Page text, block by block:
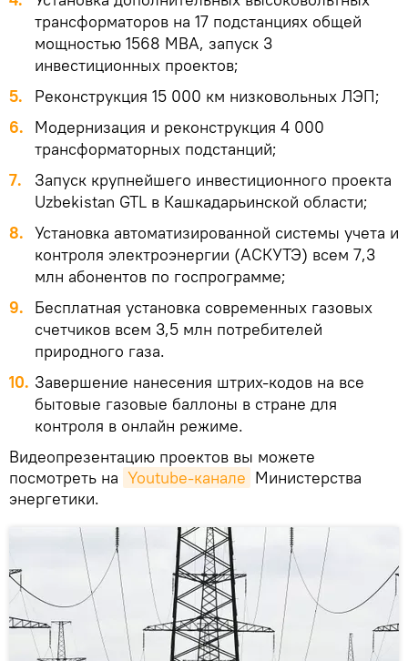
трансформаторов на 17 подстанциях общей
мощностью 1568 МВА, запуск 3
инвестиционных проектов;
5.
Реконструкция 15 000 км низковольных ЛЭП;
6.
Модернизация и реконструкция 4 000
трансформаторных подстанций;
7.
Запуск крупнейшего инвестиционного проекта
Uzbekistan GTL в Кашкадарьинской области;
8. Установка автоматизированной системы учета и
контроля электроэнергии (АСКУТЭ) всем 7,3
млн абонентов по госпрограмме;
9.
Бесплатная установка современных газовых
счетчиков всем 3,5 млн потребителей
природного газа.
10. Завершение нанесения штрих-кодов на все
бытовые газовые баллоны в стране для
контроля в онлайн режиме.
Видеопрезентацию проектов вы можете
посмотреть на Youtube-канале Министерства
энергетики.